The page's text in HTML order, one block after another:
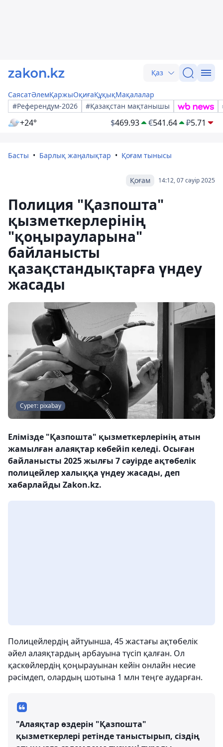
Қаз
СаясатӘлемҚаржыОқиғаҚұқықМақалалар
#Референдум-2026
#Қазақстан мақтанышы
+24° $469.93 €541.64 ₽5.71
Басты Барлық жаңалықтар Қоғам тынысы
14:12, 07 сәуір 2025
Қоғам
Полиция "Қазпошта"
қызметкерлерінің
"қоңырауларына"
байланысты
қазақстандықтарға үндеу
жасады
Сурет: pixabay
Елімізде "Қазпошта" қызметкерлерінің атын
жамылған алаяқтар көбейіп келеді. Осыған
байланысты 2025 жылғы 7 сәуірде ақтөбелік
полицейлер халыққа үндеу жасады, деп
хабарлайды Zakon.kz.
Полицейлердің айтуынша, 45 жастағы ақтөбелік
әйел алаяқтардың арбауына түсіп қалған. Ол
қаскөйлердің қоңырауынан кейін онлайн несие
рәсімдеп, олардың шотына 1 млн теңге аударған.
"Алаяқтар өздерін "Қазпошта"
қызметкерлері ретінде таныстырып, сіздің